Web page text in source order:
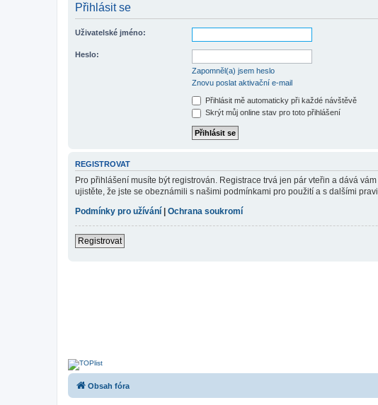
Přihlásit se
Uživatelské jméno:
Heslo:
Zapomněl(a) jsem heslo
Znovu poslat aktivační e-mail
Přihlásit mě automaticky při každé návštěvě
Skrýt můj online stav pro toto přihlášení
REGISTROVAT
Pro přihlášení musíte být registrován. Registrace trvá jen pár vteřin a dává
ujistěte, že jste se obeznámili s našimi podmínkami pro použití a s dalšími
Podmínky pro užívání
Ochrana soukromí
Registrovat
Obsah fóra